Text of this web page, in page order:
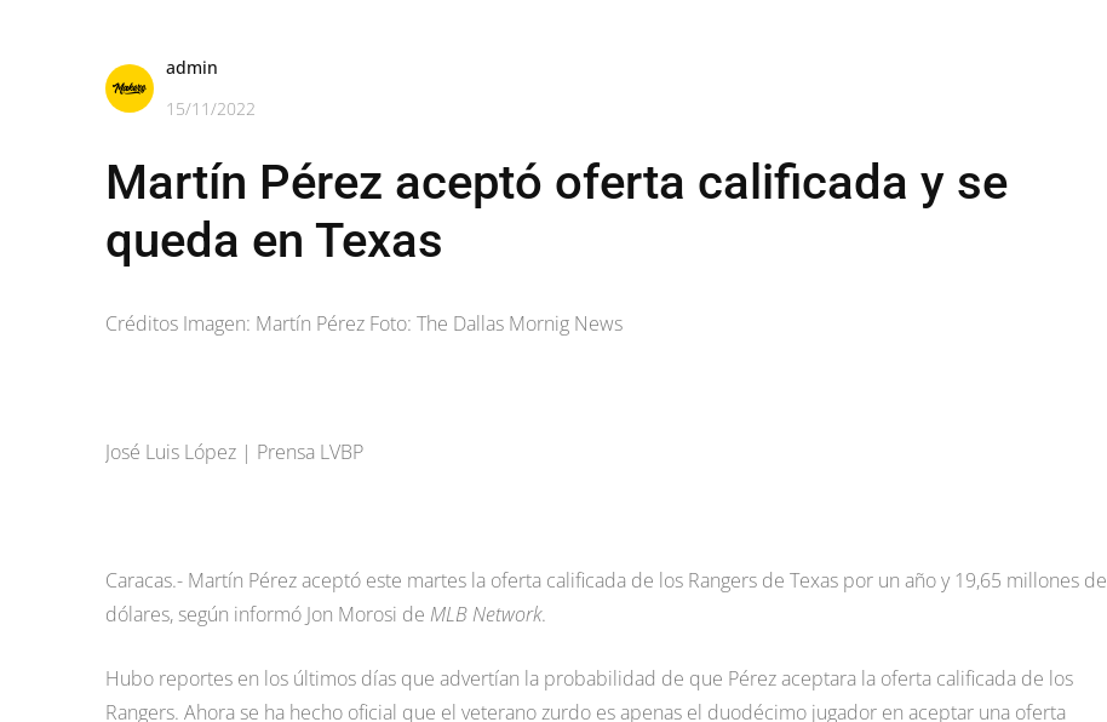
admin
15/11/2022
Martín Pérez aceptó oferta calificada y se
queda en Texas
Créditos Imagen: Martín Pérez Foto: The Dallas Mornig News
José Luis López | Prensa LVBP
Caracas.- Martín Pérez aceptó este martes la oferta calificada de los Rangers de Texas por un año y 19,65 millones de
dólares, según informó Jon Morosi de MLB Network.
Hubo reportes en los últimos días que advertían la probabilidad de que Pérez aceptara la oferta calificada de los
Rangers. Ahora se ha hecho oficial que el veterano zurdo es apenas el duodécimo jugador en aceptar una oferta